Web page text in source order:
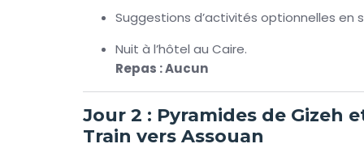
édifices colossaux érigés par Ramsès II,
circuit Égypte 10 jours
des civilisations les plus fascinantes de
paisible et immersion culturelle, chaque
Suggestions d’activités optionnelles en
Nuit à l’hôtel au Caire.
Repas : Aucun
Jour 2 : Pyramides de Gizeh
Train vers Assouan